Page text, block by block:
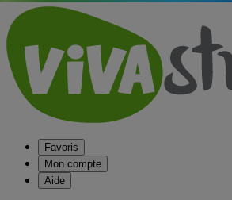
Favoris
Mon compte
Aide